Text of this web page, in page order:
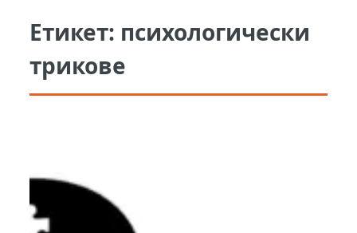
Етикет: психологически
трикове